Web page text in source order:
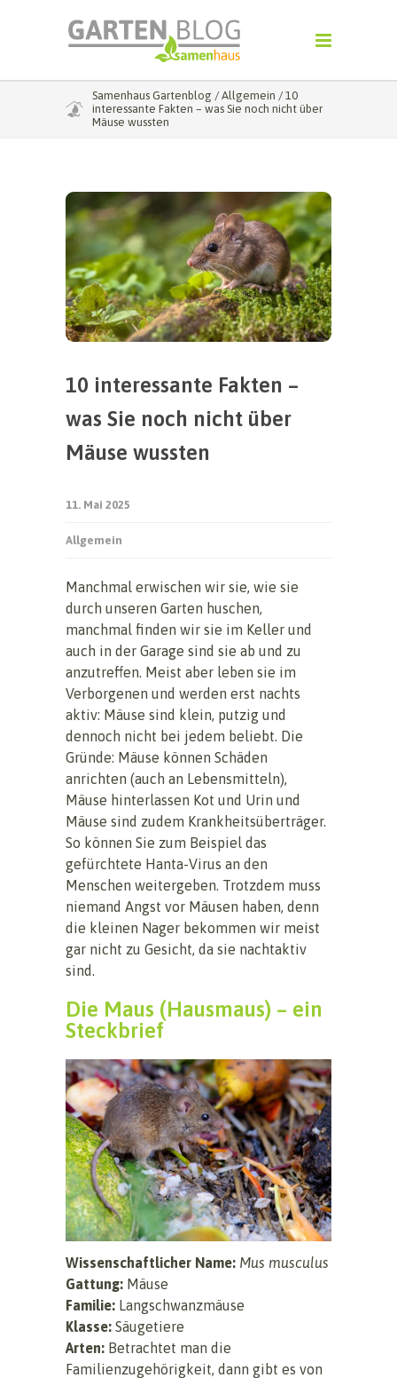
Samenhaus Gartenblog / Allgemein / 10
interessante Fakten – was Sie noch nicht über
Mäuse wussten
10 interessante Fakten –
was Sie noch nicht über
Mäuse wussten
11. Mai 2025
Allgemein
Manchmal erwischen wir sie, wie sie
durch unseren Garten huschen,
manchmal finden wir sie im Keller und
auch in der Garage sind sie ab und zu
anzutreffen. Meist aber leben sie im
Verborgenen und werden erst nachts
aktiv: Mäuse sind klein, putzig und
dennoch nicht bei jedem beliebt. Die
Gründe: Mäuse können Schäden
anrichten (auch an Lebensmitteln),
Mäuse hinterlassen Kot und Urin und
Mäuse sind zudem Krankheitsüberträger.
So können Sie zum Beispiel das
gefürchtete Hanta-Virus an den
Menschen weitergeben. Trotzdem muss
niemand Angst vor Mäusen haben, denn
die kleinen Nager bekommen wir meist
gar nicht zu Gesicht, da sie nachtaktiv
sind.
Die Maus (Hausmaus) – ein
Steckbrief
Wissenschaftlicher Name: Mus musculus
Gattung: Mäuse
Familie: Langschwanzmäuse
Klasse: Säugetiere
Arten: Betrachtet man die
Familienzugehörigkeit, dann gibt es von